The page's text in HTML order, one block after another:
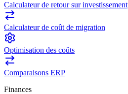
Calculateur de retour sur investissement
Calculateur de coût de migration
Optimisation des coûts
Comparaisons ERP
Finances